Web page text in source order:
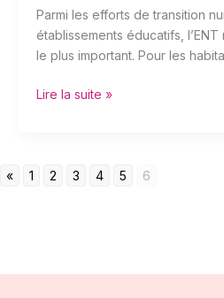
Parmi les efforts de transition
établissements éducatifs,
le plus important. Pour les
Lire la suite »
« 1 2 3 4 5 6